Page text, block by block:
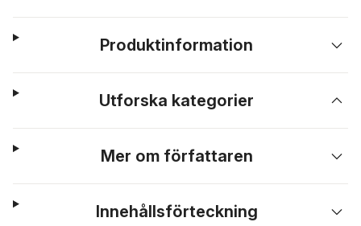
Produktinformation
Utforska kategorier
Mer om författaren
Innehållsförteckning